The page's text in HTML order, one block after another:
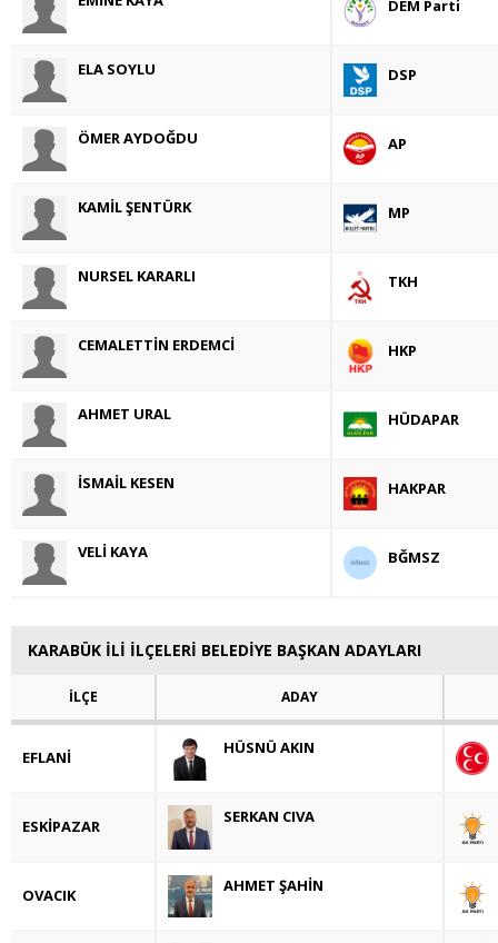
DEM Parti
ELA SOYLU DSP
ÖMER AYDOĞDU AP
KAMİL ŞENTÜRK MP
NURSEL KARARLI TKH
CEMALETTİN ERDEMCİ HKP
AHMET URAL HÜDAPAR
İSMAİL KESEN HAKPAR
VELİ KAYA BĞMSZ
KARABÜK İLİ İLÇELERİ BELEDİYE BAŞKAN ADAYLARI
İLÇE ADAY
EFLANİ HÜSNÜ AKIN
ESKİPAZAR SERKAN CIVA
OVACIK AHMET ŞAHİN